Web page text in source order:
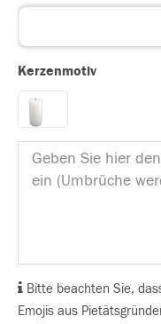
Kerzenmotiv
Bitte beachten Sie,
Emojis aus